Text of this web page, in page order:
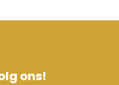
ons!